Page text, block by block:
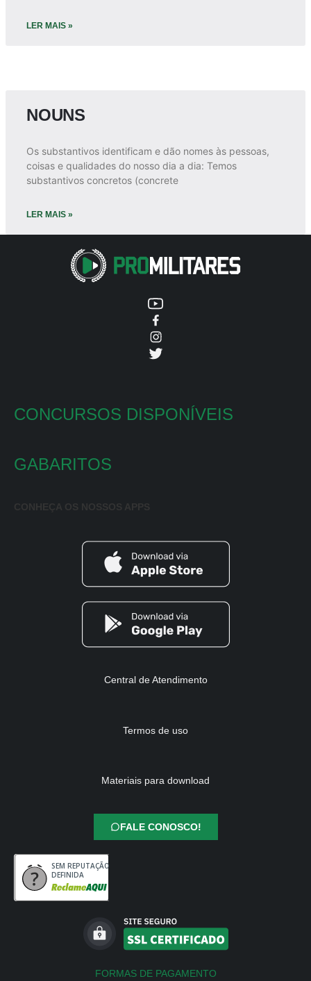
LER MAIS »
NOUNS
Os substantivos identificam e dão nomes às pessoas,
coisas e qualidades do nosso dia a dia: Temos
substantivos concretos (concrete
LER MAIS »
CONCURSOS DISPONÍVEIS
GABARITOS
CONHEÇA OS NOSSOS APPS
Central de Atendimento
Termos de uso
Materiais para download
FALE CONOSCO!
SEM REPUTAÇÃO
DEFINIDA
FORMAS DE PAGAMENTO